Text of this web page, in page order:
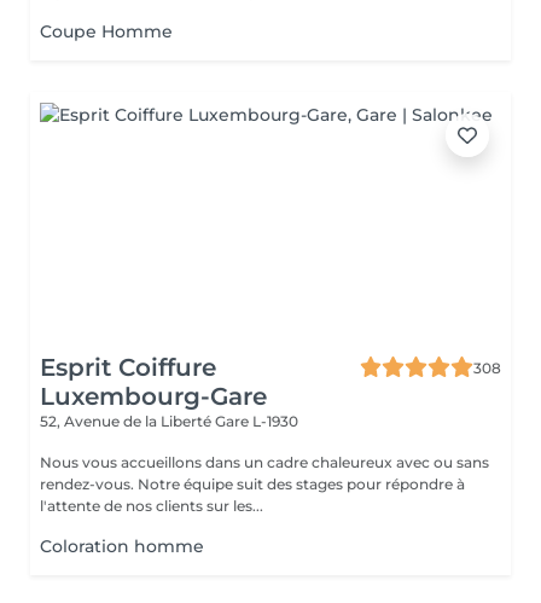
Coupe Homme
Esprit Coiffure
Luxembourg-Gare
308
52, Avenue de la Liberté Gare L-1930
Nous vous accueillons dans un cadre chaleureux avec ou sans
rendez-vous. Notre équipe suit des stages pour répondre à
l'attente de nos clients sur les...
Coloration homme